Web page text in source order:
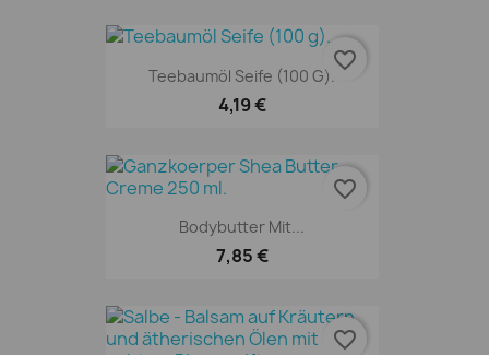
Teebaumöl Seife (100 G).
4,19 €
favorite_border
Bodybutter Mit...
7,85 €
favorite_border
favorite_border